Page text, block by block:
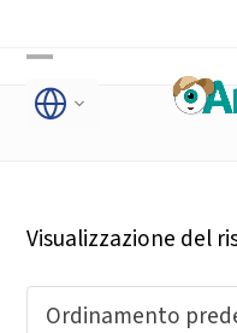
content
Open
mobile
Close
mobile
Visualizzazione del